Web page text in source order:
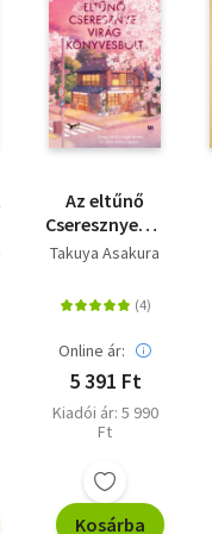
Az eltűnő
Cseresznyevirág
Könyvesbolt
Takuya Asakura
Online ár:
5 391 Ft
Kiadói ár: 5 990
Ft
Kosárba